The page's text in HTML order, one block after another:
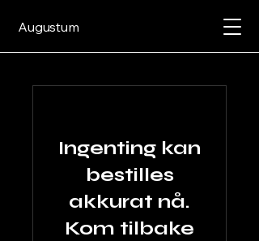
Augustum
Ingenting kan
bestilles
akkurat nå.
Kom tilbake